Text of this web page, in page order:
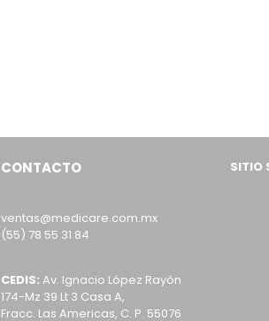
CONTACTO
ventas@medicare.com.mx
(55) 78 55 31 84
CEDIS: Av. Ignacio López Rayón
174-Mz 39 Lt 3 Casa A,
Fracc. Las Americas, C. P. 55076
SITIO